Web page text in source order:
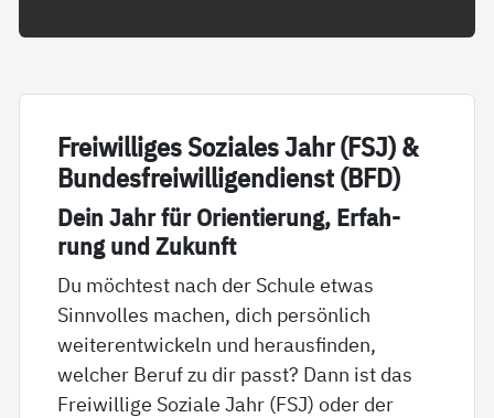
Frei­wil­li­ges So­zia­les Jahr (FSJ) &
Bun­des­f­rei­wil­li­gen­di­enst (BFD)
Dein Jahr für Ori­en­tie­rung, Er­fah­
rung und Zu­kunft
Du möchtest nach der Schule etwas
Sinnvolles machen, dich persönlich
weiterentwickeln und herausfinden,
welcher Beruf zu dir passt? Dann ist das
Freiwillige Soziale Jahr (FSJ) oder der